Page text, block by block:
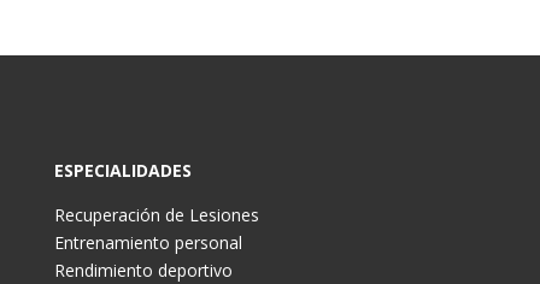
ESPECIALIDADES
Recuperación de Lesiones
Entrenamiento personal
Rendimiento deportivo